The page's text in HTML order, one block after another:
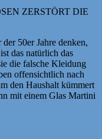
ZERSTÖRT DIE
50er Jahre denken,
das natürlich das
die falsche Kleidung
offensichtlich nach
den Haushalt kümmert
mit einem Glas Martini